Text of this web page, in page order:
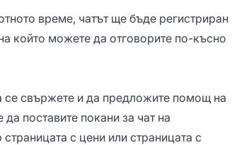
време, чатът ще бъде регистриран
който можете да отговорите по-късно
се свържете и да предложите помощ на
поставите покани за чат на
с цени или страницата с